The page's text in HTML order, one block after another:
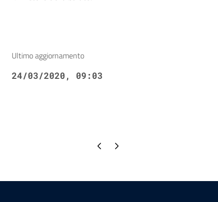
Ultimo aggiornamento
24/03/2020, 09:03
Pagina precedente
Pagina successiva